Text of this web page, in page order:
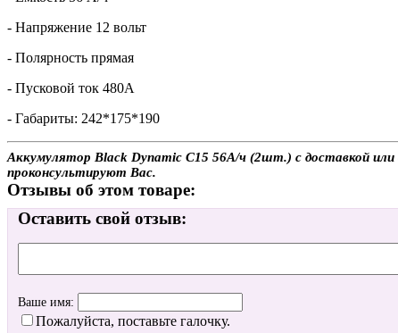
- Напряжение 12 вольт
- Полярность прямая
- Пусковой ток 480А
- Габариты: 242*175*190
Аккумулятор Black Dynamic C15 56А/ч (2шт.) с доставкой
проконсультируют Вас.
Отзывы об этом товаре:
Оставить свой отзыв:
Ваше имя:
Пожалуйста, поставьте галочку.